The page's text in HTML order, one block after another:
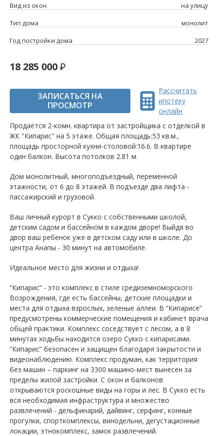
Вид из окон
на улицу
Тип дома
монолит
Год постройки дома
2027
18 285 000
ЗАПИСАТЬСЯ НА
ПРОСМОТР
Рассчитать
ипотеку
онлайн
Продаётся 2-комн. квартира от застройщика c отделкой в
ЖК "Кипарис" на 5 этаже. Общая площадь:53 кв.м.,
площадь просторной кухни-столовой:16.6. B квартире
один балкон. Высота потолков 2.81 м.
Дом монолитный, многоподъездный, переменной
этажности, от 6 до 8 этажей. B подъезде два лифта -
пассажирский и грузовой.
Ваш личный курорт в Сукко с собственными школой,
детским садом и бассейном в каждом дворе! Выйдя во
двор ваш ребенок уже в детском саду или в школе. До
центра Анапы - 30 минут на автомобиле.
Идеальное место для жизни и отдыха!
“Кипарис” - это комплекс в стиле средиземноморского
Возрождения, где есть бассейны, детские площадки и
места для отдыха взрослых, зеленые аллеи. В “Кипарисе”
предусмотрены коммерческие помещения и кабинет врача
общей практики. Комплекс соседствует с лесом, а в 8
минутах ходьбы находится озеро Сукко с кипарисами.
“Кипарис” безопасен и защищен благодаря закрытости и
видеонаблюдению. Комплекс продуман, как территория
без машин – паркинг на 3300 машино-мест вынесен за
пределы жилой застройки. С окон и балконов
открываются роскошные виды на горы и лес. В Сукко есть
вся необходимая инфраструктура и множество
развлечений - дельфинарий, дайвинг, серфинг, конные
прогулки, спорткомплексы, винодельни, дегустационные
локации, этнокомплекс, замок развлечений.